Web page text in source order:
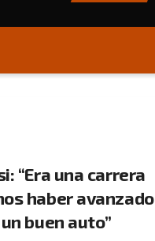
“Era una carrera
haber avanzado
buen auto”